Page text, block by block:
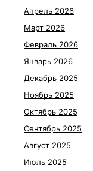
Апрель 2026
Март 2026
Февраль 2026
Январь 2026
Декабрь 2025
Ноябрь 2025
Октябрь 2025
Сентябрь 2025
Август 2025
Июль 2025